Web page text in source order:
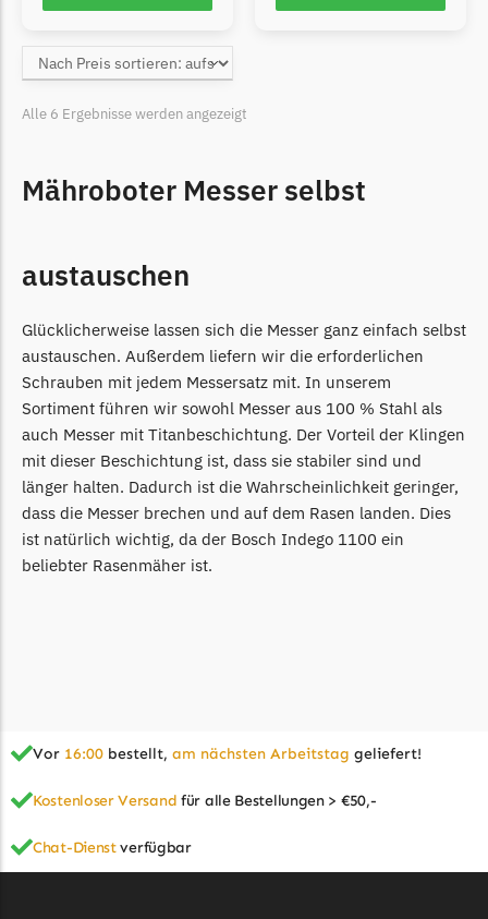
Grouw Messer
Güde
Güde Messer
Honda
Kress Messer
Begrenzungsdraht
LandXcape
LawnBott
LawnBott Messer
Begrenzungsdraht
Mammotion
Alle 6 Ergebnisse werden angezeigt
Mähroboter Messer selbst
austauschen
Glücklicherweise lassen sich die Messer ganz einfach selbst
austauschen. Außerdem liefern wir die erforderlichen
Schrauben mit jedem Messersatz mit. In unserem
Sortiment führen wir sowohl Messer aus 100 % Stahl als
auch Messer mit Titanbeschichtung. Der Vorteil der Klingen
mit dieser Beschichtung ist, dass sie stabiler sind und
länger halten. Dadurch ist die Wahrscheinlichkeit geringer,
dass die Messer brechen und auf dem Rasen landen. Dies
ist natürlich wichtig, da der Bosch Indego 1100 ein
beliebter Rasenmäher ist.
Vor 16:00 bestellt, am nächsten Arbeitstag geliefert!
Kostenloser Versand für alle Bestellungen > €50,-
Chat-Dienstverfügbar